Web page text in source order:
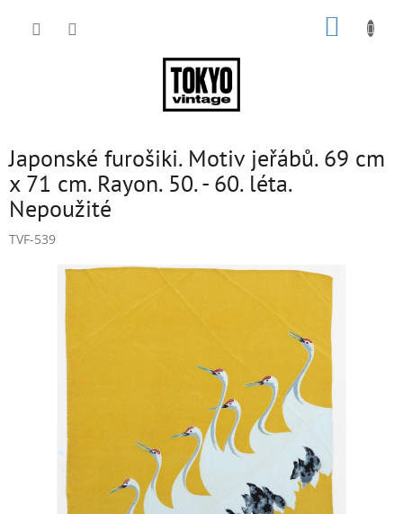
Japonské furošiki. Motiv jeřábů. 69 cm
x 71 cm. Rayon. 50. - 60. léta.
Nepoužité
TVF-539